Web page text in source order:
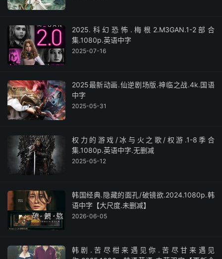
2025.科幻恐怖.梅根2.M3GAN.1-2部合
集.1080p.英语中字
2025-07-16
2025最新动画.仙逆剧场版.神临之战.4k.国语
中字
2025-05-31
权力的游戏/冰与火之歌/权游.1-8季合
集.1080p.英语中字.无删减
2025-05-12
韩国经典.隐藏的面孔/破镜欲.2024.1080p.韩
语中字【大尺度.未删减】
2026-06-05
韩剧.苦尽柑来遇见你.苦尽甘来遇见